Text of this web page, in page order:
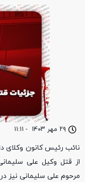
۲۹ مهر ۱۴۰۳ - ۱۱:۱۱
نائب رئیس کانون وکلای
از قتل وکیل علی
مرحوم علی سلیمانی نیز